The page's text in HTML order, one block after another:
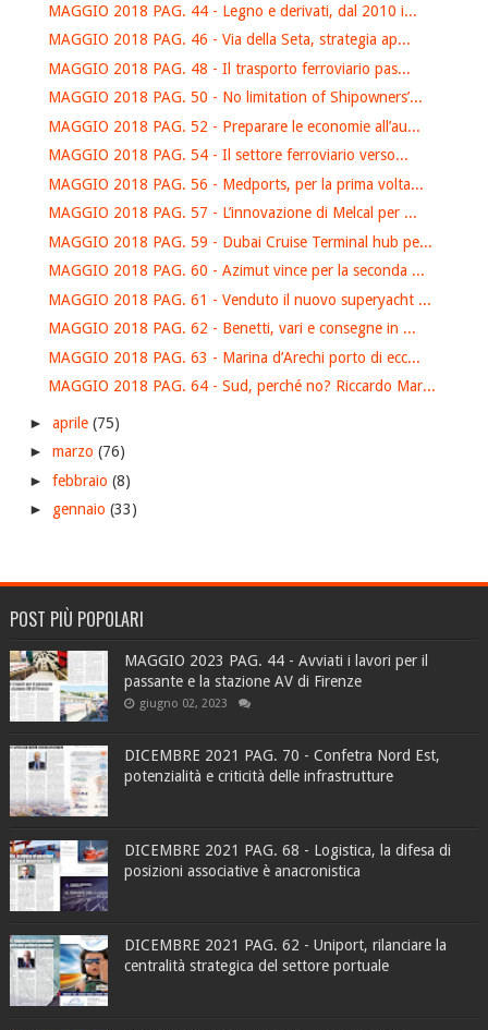
MAGGIO 2018 PAG. 44 - Legno e derivati, dal 2010 i...
MAGGIO 2018 PAG. 46 - Via della Seta, strategia ap...
MAGGIO 2018 PAG. 48 - Il trasporto ferroviario pas...
MAGGIO 2018 PAG. 50 - No limitation of Shipowners’...
MAGGIO 2018 PAG. 52 - Preparare le economie all’au...
MAGGIO 2018 PAG. 54 - Il settore ferroviario verso...
MAGGIO 2018 PAG. 56 - Medports, per la prima volta...
MAGGIO 2018 PAG. 57 - L’innovazione di Melcal per ...
MAGGIO 2018 PAG. 59 - Dubai Cruise Terminal hub pe...
MAGGIO 2018 PAG. 60 - Azimut vince per la seconda ...
MAGGIO 2018 PAG. 61 - Venduto il nuovo superyacht ...
MAGGIO 2018 PAG. 62 - Benetti, vari e consegne in ...
MAGGIO 2018 PAG. 63 - Marina d’Arechi porto di ecc...
MAGGIO 2018 PAG. 64 - Sud, perché no? Riccardo Mar...
► aprile (75)
► marzo (76)
► febbraio (8)
► gennaio (33)
POST PIÙ POPOLARI
MAGGIO 2023 PAG. 44 - Avviati i lavori per il
passante e la stazione AV di Firenze
giugno 02, 2023
DICEMBRE 2021 PAG. 70 - Confetra Nord Est,
potenzialità e criticità delle infrastrutture
DICEMBRE 2021 PAG. 68 - Logistica, la difesa di
posizioni associative è anacronistica
DICEMBRE 2021 PAG. 62 - Uniport, rilanciare la
centralità strategica del settore portuale